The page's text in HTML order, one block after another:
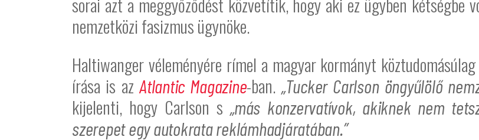
nemzetközi fasizmus ügynöke.
Haltiwanger véleményére rímel a magyar kormányt
írása is azAtlantic Magazine-ban. „Tucker Carlson öngyűlölő
kijelenti, hogy Carlson s„más konzervatívok, akiknek nem
szerepet egy autokrata reklámhadjáratában.”